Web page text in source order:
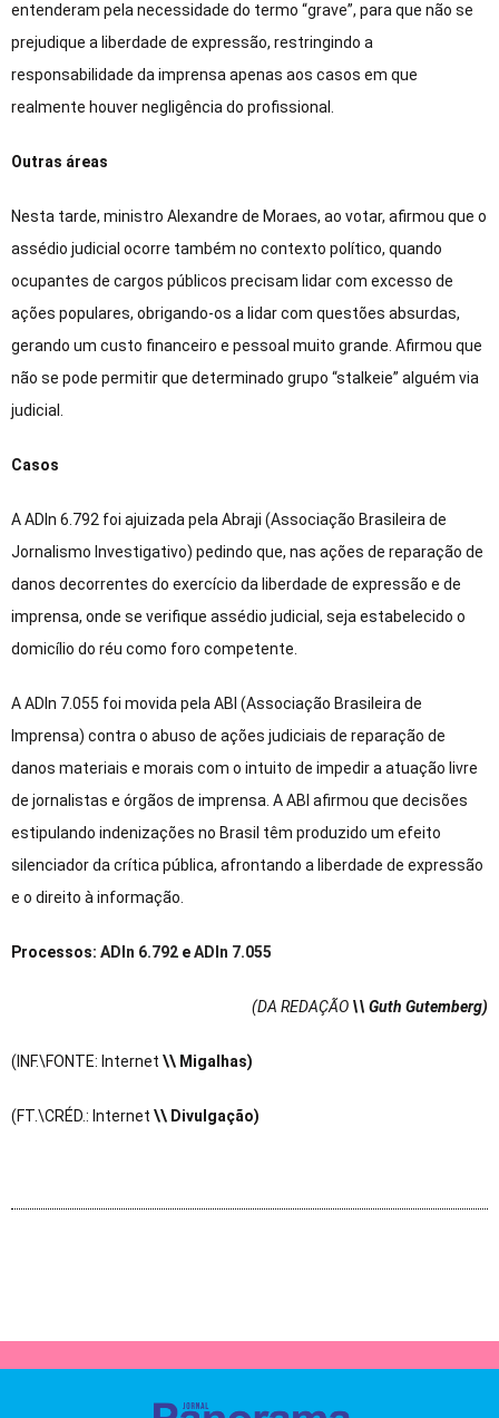
entenderam pela necessidade do termo “grave”, para que não se
prejudique a liberdade de expressão, restringindo a
responsabilidade da imprensa apenas aos casos em que
realmente houver negligência do profissional.
Outras áreas
Nesta tarde, ministro Alexandre de Moraes, ao votar, afirmou que o
assédio judicial ocorre também no contexto político, quando
ocupantes de cargos públicos precisam lidar com excesso de
ações populares, obrigando-os a lidar com questões absurdas,
gerando um custo financeiro e pessoal muito grande. Afirmou que
não se pode permitir que determinado grupo “stalkeie” alguém via
judicial.
Casos
A ADIn 6.792 foi ajuizada pela Abraji (Associação Brasileira de
Jornalismo Investigativo) pedindo que, nas ações de reparação de
danos decorrentes do exercício da liberdade de expressão e de
imprensa, onde se verifique assédio judicial, seja estabelecido o
domicílio do réu como foro competente.
A ADIn 7.055 foi movida pela ABI (Associação Brasileira de
Imprensa) contra o abuso de ações judiciais de reparação de
danos materiais e morais com o intuito de impedir a atuação livre
de jornalistas e órgãos de imprensa. A ABI afirmou que decisões
estipulando indenizações no Brasil têm produzido um efeito
silenciador da crítica pública, afrontando a liberdade de expressão
e o direito à informação.
Processos: ADIn 6.792 eADIn 7.055
(DA REDAÇÃO \\ Guth Gutemberg)
(INF.\FONTE: Internet \\ Migalhas)
(FT.\CRÉD.: Internet \\ Divulgação)